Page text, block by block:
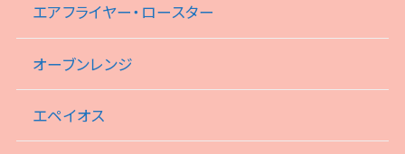
エアフライヤー・ロースター
オーブンレンジ
エペイオス